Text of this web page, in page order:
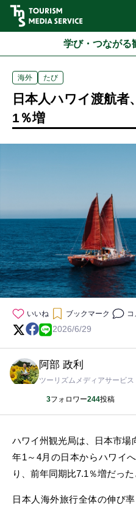
学び・つながる
海外 たび
日本人ハワイ渡航者
1％増
いいね ブックマーク コ
2026/6/29
阿部 政利
ツーリズムメディアサービス
3フォロワー244投稿
ハワイ州観光局は、日本市場
年1～4月の日本からハワイ
り、前年同期比7.1％増だった
日本人海外旅行全体の伸び